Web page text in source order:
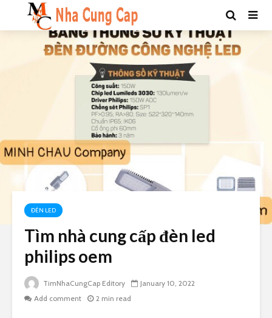
ĐÈN LED
Tìm nhà cung cấp đèn led
philips oem
TimNhaCungCap Editory
January 10, 2022
Add comment
2 min read